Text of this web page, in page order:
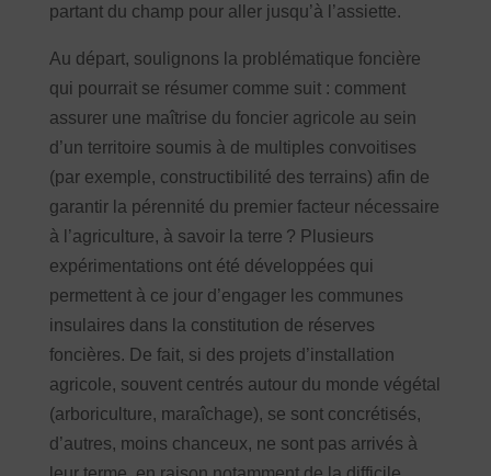
partant du champ pour aller jusqu’à l’assiette.
Au départ, soulignons la problématique foncière
qui pourrait se résumer comme suit : comment
assurer une maîtrise du foncier agricole au sein
d’un territoire soumis à de multiples convoitises
(par exemple, constructibilité des terrains) afin de
garantir la pérennité du premier facteur nécessaire
à l’agriculture, à savoir la terre ? Plusieurs
expérimentations ont été développées qui
permettent à ce jour d’engager les communes
insulaires dans la constitution de réserves
foncières. De fait, si des projets d’installation
agricole, souvent centrés autour du monde végétal
(arboriculture, maraîchage), se sont concrétisés,
d’autres, moins chanceux, ne sont pas arrivés à